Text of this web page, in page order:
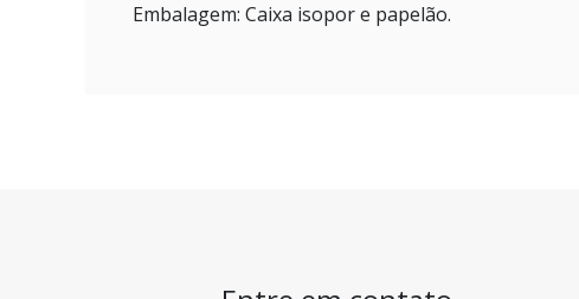
Embalagem: Caixa isopor e papelão.